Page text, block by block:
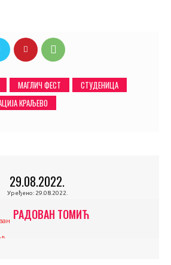
МАГЛИЧ ФЕСТ
СТУДЕНИЦА
КРАЉЕВО
29.08.2022.
Уређено: 29.08.2022.
РАДОВАН ТОМИЋ